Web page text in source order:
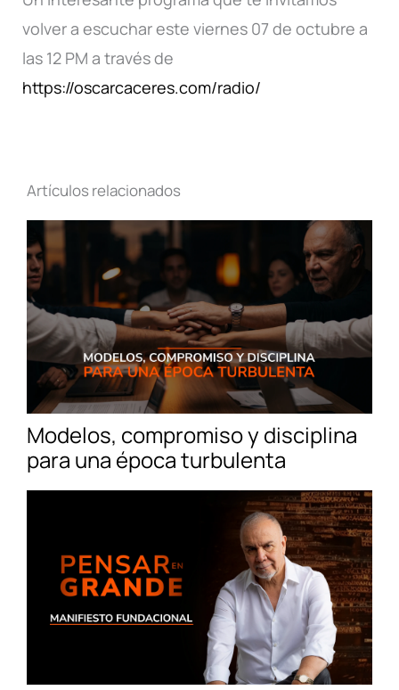
volver a escuchar este viernes 07 de octubre a
las 12 PM a través de
https://oscarcaceres.com/radio/
Artículos relacionados
Modelos, compromiso y disciplina
para una época turbulenta